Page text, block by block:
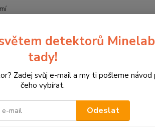
Hledat
detektorů
tady!
Zadej svůj e-mail a my ti pošleme návod
čeho vybírat.
Odeslat